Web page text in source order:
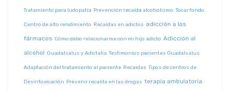
Tratamiento para ludopatía Prevención recaída alcoholismo Tocar fondo
Centro de alto rendimiento Recaídas en adictos adicción a los
fármacos Cómo debo relacionarme con mi hijo adicto Adicción al
alcohol Guadalsalus y Adictalia Testimonios pacientes Guadalsalus
Adaptación del tratamiento al paciente Recaidas Tipos de centros de
Desintoxicación Prevenir recaída en las drogas terapia ambulatoria